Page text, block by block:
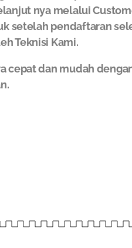
nya melalui
setelah pendaftaran
Teknisi Kami.
cepat dan mudah